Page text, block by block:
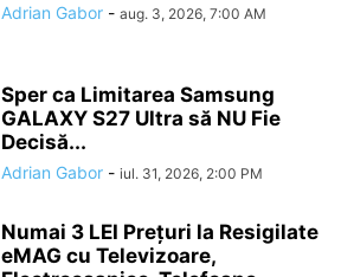
Adrian Gabor - aug. 3, 2026, 7:00 AM
Sper ca Limitarea Samsung
GALAXY S27 Ultra să NU Fie
Decisă...
Adrian Gabor - iul. 31, 2026, 2:00 PM
Numai 3 LEI Prețuri la Resigilate
eMAG cu Televizoare,